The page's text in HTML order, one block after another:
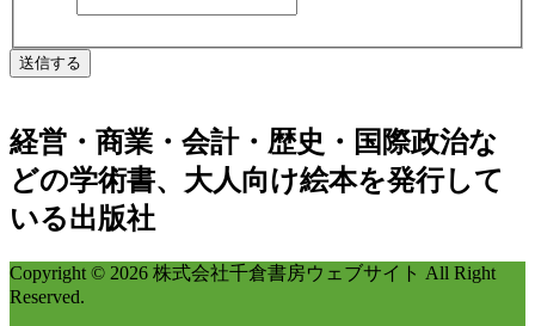
送信する
経営・商業・会計・歴史・国際政治な
どの学術書、大人向け絵本を発行して
いる出版社
Copyright © 2026 株式会社千倉書房ウェブサイト All Right
Reserved.